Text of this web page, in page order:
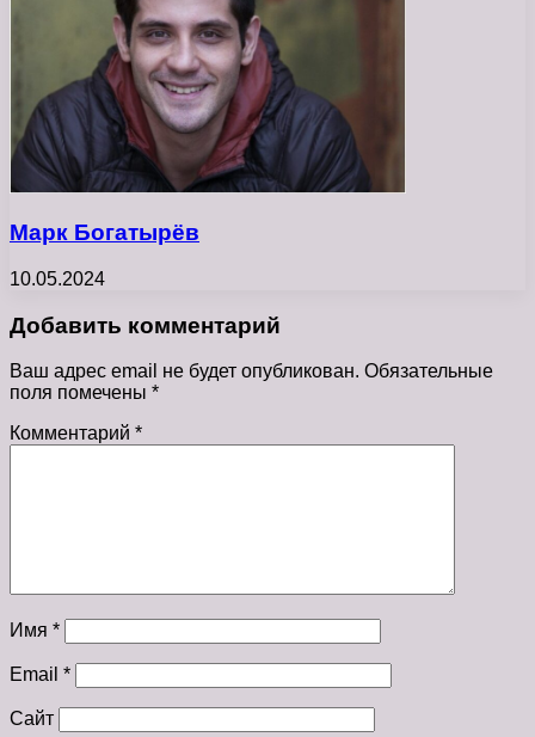
Марк Богатырёв
10.05.2024
Добавить комментарий
Ваш адрес email не будет опубликован. Обязательные
поля помечены *
Комментарий *
Имя *
Email *
Сайт